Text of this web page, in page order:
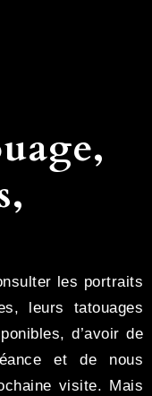
les portraits
leurs tatouages
d’avoir de
et de nous
visite. Mais